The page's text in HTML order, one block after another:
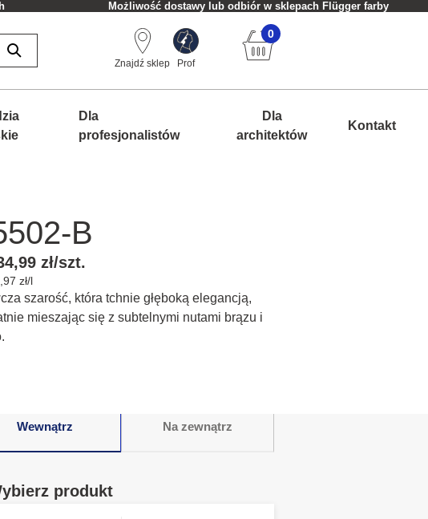
Możliwość dostawy lub odbiór w sklepach Flügger farby
Znajdź sklep Prof
0
Dla
profesjonalistów
Dla
architektów
Kontakt
B
zł/szt.
zł/l
szarość, która tchnie głęboką elegancją,
mieszając się z subtelnymi nutami brązu i
Wewnątrz Na zewnątrz
produkt